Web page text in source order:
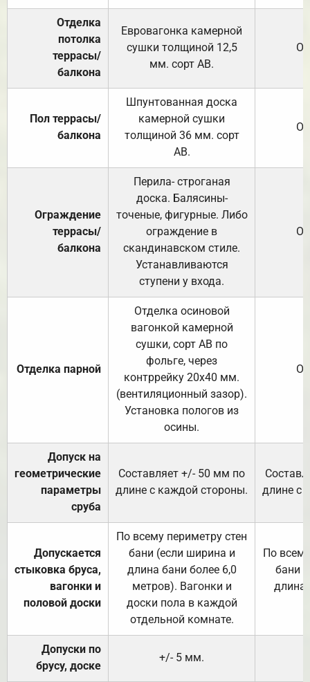
Отделка
потолка
террасы/
балкона
Евровагонка камерной
сушки толщиной 12,5
мм. сорт АВ.
Пол террасы/
балкона
Шпунтованная доска
камерной сушки
толщиной 36 мм. сорт
АВ.
Ограждение
террасы/
балкона
Перила- строганая
доска. Балясины-
точеные, фигурные. Либо
ограждение в
скандинавском стиле.
Устанавливаются
ступени у входа.
Отделка парной
Отделка осиновой
вагонкой камерной
сушки, сорт АВ по
фольге, через
контррейку 20х40 мм.
(вентиляционный зазор).
Установка пологов из
осины.
Допуск на
геометрические
параметры
сруба
Составляет +/- 50 мм по
длине с каждой стороны.
длине с
Допускается
стыковка бруса,
вагонки и
половой доски
По всему периметру стен
бани (если ширина и
длина бани более 6,0
метров). Вагонки и
доски пола в каждой
отдельной комнате.
По
бани
длина
Допуски по
брусу, доске
+/- 5 мм.